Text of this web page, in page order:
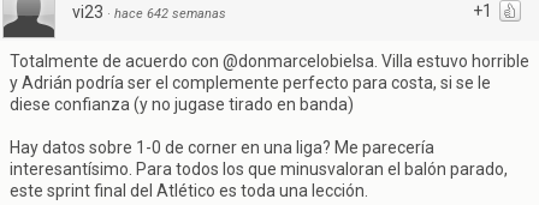
+1
vi23 · hace 642 semanas
Totalmente de acuerdo con @donmarcelobielsa. Villa estuvo horrible
y Adrián podría ser el complemente perfecto para costa, si se le
diese confianza (y no jugase tirado en banda)
Hay datos sobre 1-0 de corner en una liga? Me parecería
interesantísimo. Para todos los que minusvaloran el balón parado,
este sprint final del Atlético es toda una lección.